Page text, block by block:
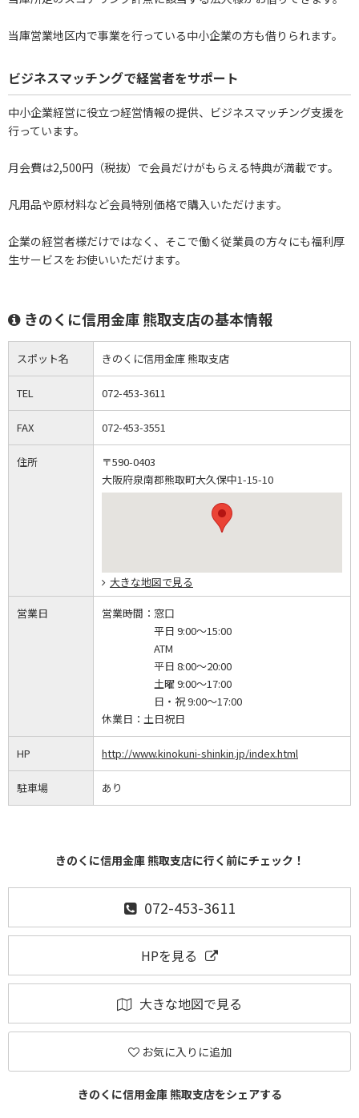
当庫営業地区内で事業を行っている中小企業の方も借りられます。
ビジネスマッチングで経営者をサポート
中小企業経営に役立つ経営情報の提供、ビジネスマッチング支援を
行っています。
月会費は2,500円（税抜）で会員だけがもらえる特典が満載です。
凡用品や原材料など会員特別価格で購入いただけます。
企業の経営者様だけではなく、そこで働く従業員の方々にも福利厚
生サービスをお使いいただけます。
きのくに信用金庫 熊取支店の基本情報
スポット名 きのくに信用金庫 熊取支店
TEL 072-453-3611
FAX 072-453-3551
住所
〒590-0403
大阪府泉南郡熊取町大久保中1-15-10
大きな地図で見る
営業日 営業時間： 窓口
平日 9:00～15:00
ATM
平日 8:00～20:00
土曜 9:00～17:00
日・祝 9:00～17:00
休業日： 土日祝日
HP http://www.kinokuni-shinkin.jp/index.html
駐車場 あり
きのくに信用金庫 熊取支店に行く前にチェック！
072-453-3611
HPを見る
大きな地図で見る
お気に入りに追加
きのくに信用金庫 熊取支店をシェアする